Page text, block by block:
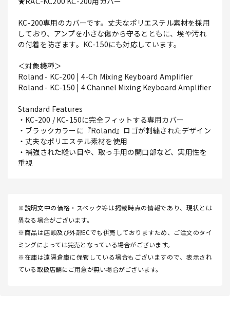
KC-200専用のカバーです。丈夫なポリエステル素材を採用
しており、アンプを小さな傷から守るとともに、埃や汚れ
の付着を防ぎます。KC-150にも対応しています。
＜対象機種＞
Roland - KC-200 | 4-Ch Mixing Keyboard Amplifier
Roland - KC-150 | 4 Channel Mixing Keyboard Amplifier
Standard Features
・KC-200 / KC-150に完全フィットする専用カバー
・ブラックカラーに『Roland』ロゴが刺繍されたデザイン
・丈夫なポリエステル素材を使用
・補強された縫い目や、取っ手用の開口部など、実用性を
重視
※説明文中の価格・スペック等は掲載時点の情報であり、現状とは
異なる場合がございます。
※商品は店頭及び外部ECでも併売しておりますため、ご注文のタイ
ミングによっては完売となっている場合がございます。
※在庫は遠隔倉庫に保管している場合もございますので、表示され
ている取扱店舗にご用意が無い場合がございます。